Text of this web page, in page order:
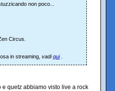
non poco...
Circus.
in streaming, vadiqui.
quetz abbiamo visto live a rock